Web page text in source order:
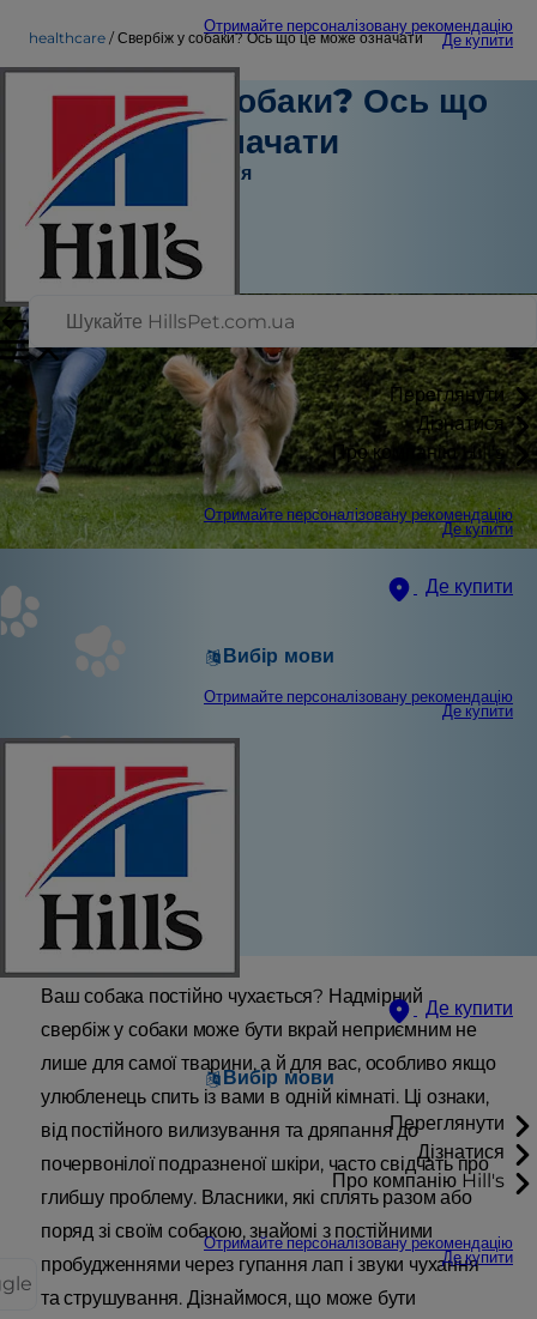
Отримайте персоналізовану рекомендацію
Де купити
Переглянути
Дізнатися
Про компанію Hill's
Отримайте персоналізовану рекомендацію
Де купити
Де купити
Вибір мови
Отримайте персоналізовану рекомендацію
Де купити
Де купити
Вибір мови
Переглянути
Дізнатися
Про компанію Hill's
Отримайте персоналізовану рекомендацію
Де купити
healthcare Свербіж у собаки? Ось що це може означати
Свербіж у собаки? Ось що
це може означати
Турбота про здоров'я
Штатний автор
|
Ваш собака постійно чухається? Надмірний
свербіж у собаки може бути вкрай неприємним не
лише для самої тварини, а й для вас, особливо якщо
улюбленець спить із вами в одній кімнаті. Ці ознаки,
від постійного вилизування та дряпання до
почервонілої подразненої шкіри, часто свідчать про
глибшу проблему. Власники, які сплять разом або
поряд зі своїм собакою, знайомі з постійними
пробудженнями через гупання лап і звуки чухання
та струшування. Дізнаймося, що може бути